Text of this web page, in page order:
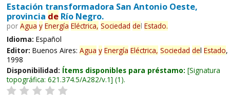
Estación transformadora San Antonio Oeste,
provincia deRío Negro.
por Agua y Energía Eléctrica, Sociedad del Estado.
Idioma: Español
Editor: Buenos Aires: Agua y Energía Eléctrica, Sociedad del Estado,
1998
Disponibilidad: Ítems disponibles para préstamo: Signatura
topográfica: 621.374.5/A282/v.1 (1).